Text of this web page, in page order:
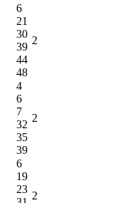
6
21
30
39
44
48
2
4
6
7
32
35
39
2
6
19
23
2